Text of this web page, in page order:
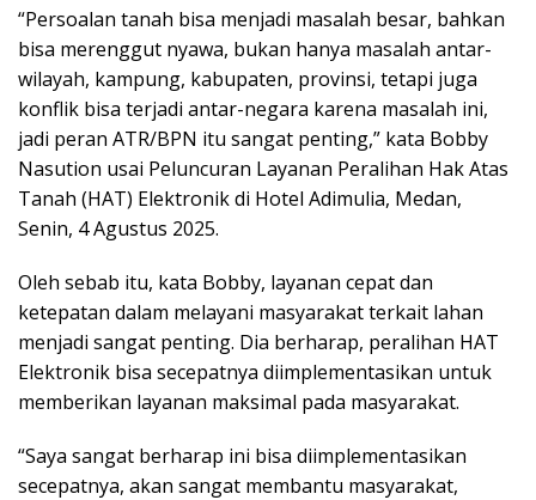
“Persoalan tanah bisa menjadi masalah besar, bahkan
bisa merenggut nyawa, bukan hanya masalah antar-
wilayah, kampung, kabupaten, provinsi, tetapi juga
konflik bisa terjadi antar-negara karena masalah ini,
jadi peran ATR/BPN itu sangat penting,” kata Bobby
Nasution usai Peluncuran Layanan Peralihan Hak Atas
Tanah (HAT) Elektronik di Hotel Adimulia, Medan,
Senin, 4 Agustus 2025.
Oleh sebab itu, kata Bobby, layanan cepat dan
ketepatan dalam melayani masyarakat terkait lahan
menjadi sangat penting. Dia berharap, peralihan HAT
Elektronik bisa secepatnya diimplementasikan untuk
memberikan layanan maksimal pada masyarakat.
“Saya sangat berharap ini bisa diimplementasikan
secepatnya, akan sangat membantu masyarakat,